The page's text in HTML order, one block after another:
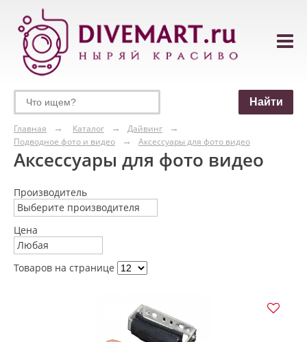
Главная Каталог
Дайвинг
Подводное фото и видео
Аксессуары для фото видео
Аксессуары для фото видео
Производитель
Выберите производителя
Цена
Любая
Товаров на странице